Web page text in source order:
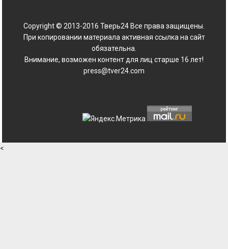
Copyright © 2013-2016 Тверь24 Все права защищены.
При копировании материала активная ссылка на сайт
обязательна.
Внимание, возможен контент для лиц старше 16 лет!
press@tver24.com
<